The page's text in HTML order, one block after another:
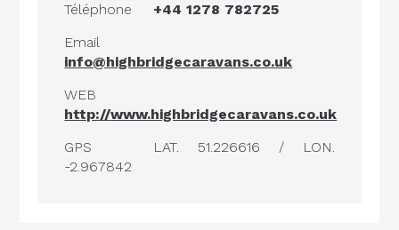
Téléphone
+44 1278 782725
Email
info@highbridgecaravans.co.uk
WEB
http://www.highbridgecaravans.co.uk
GPS
LAT. 51.226616 / LON.
-2.967842